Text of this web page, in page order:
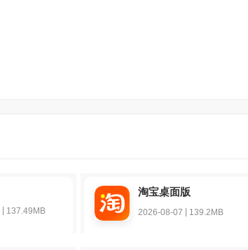
137.49MB
淘宝桌面版
2026-08-07 139.2MB